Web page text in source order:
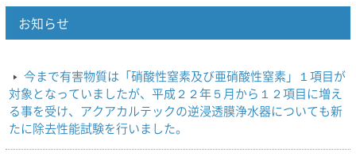
お知らせ
今まで有害物質は「硝酸性窒素及び亜硝酸性窒素」１項目が
対象となっていましたが、平成２２年５月から１２項目に増え
る事を受け、アクアカルテックの逆浸透膜浄水器についても新
たに除去性能試験を行いました。